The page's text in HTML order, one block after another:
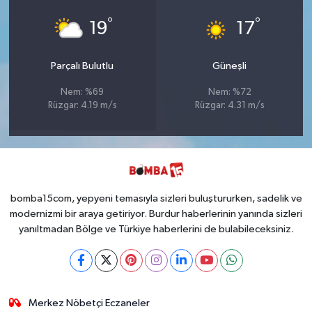
19°
Parçalı Bulutlu
Nem: %69
Rüzgar: 4.19 m/s
17°
Güneşli
Nem: %72
Rüzgar: 4.31 m/s
bomba15com, yepyeni temasıyla sizleri buluştururken, sadelik ve
modernizmi bir araya getiriyor. Burdur haberlerinin yanında sizleri
yanıltmadan Bölge ve Türkiye haberlerini de bulabileceksiniz.
Merkez Nöbetçi Eczaneler